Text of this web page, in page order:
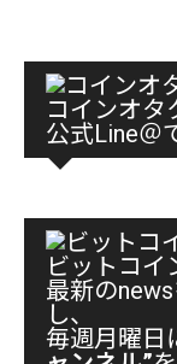
コインオタ
公式Line＠
ビットコイ
最新の
し、
毎週月曜日